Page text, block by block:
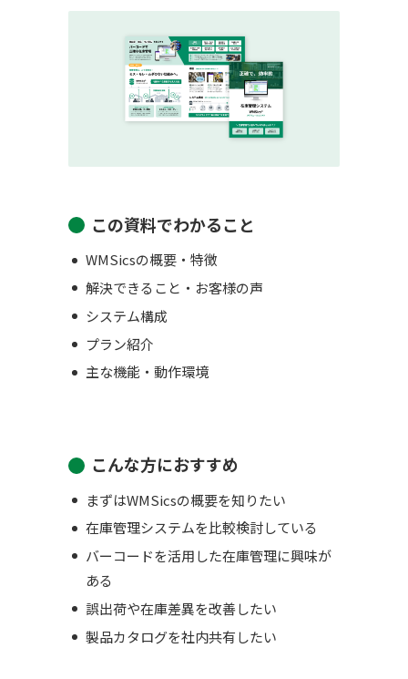
この資料でわかること
WMSicsの概要・特徴
解決できること・お客様の声
システム構成
プラン紹介
主な機能・動作環境
こんな方におすすめ
まずはWMSicsの概要を知りたい
在庫管理システムを比較検討している
バーコードを活用した在庫管理に興味が
ある
誤出荷や在庫差異を改善したい
製品カタログを社内共有したい